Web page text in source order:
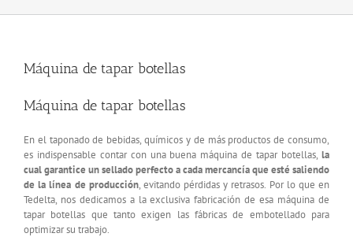
Máquina de tapar botellas
Máquina de tapar botellas
En el taponado de bebidas, químicos y de más productos de consumo,
es indispensable contar con una buena máquina de tapar botellas, la
cual garantice un sellado perfecto a cada mercancía que esté saliendo
de la línea de producción, evitando pérdidas y retrasos. Por lo que en
Tedelta, nos dedicamos a la exclusiva fabricación de esa máquina de
tapar botellas que tanto exigen las fábricas de embotellado para
optimizar su trabajo.